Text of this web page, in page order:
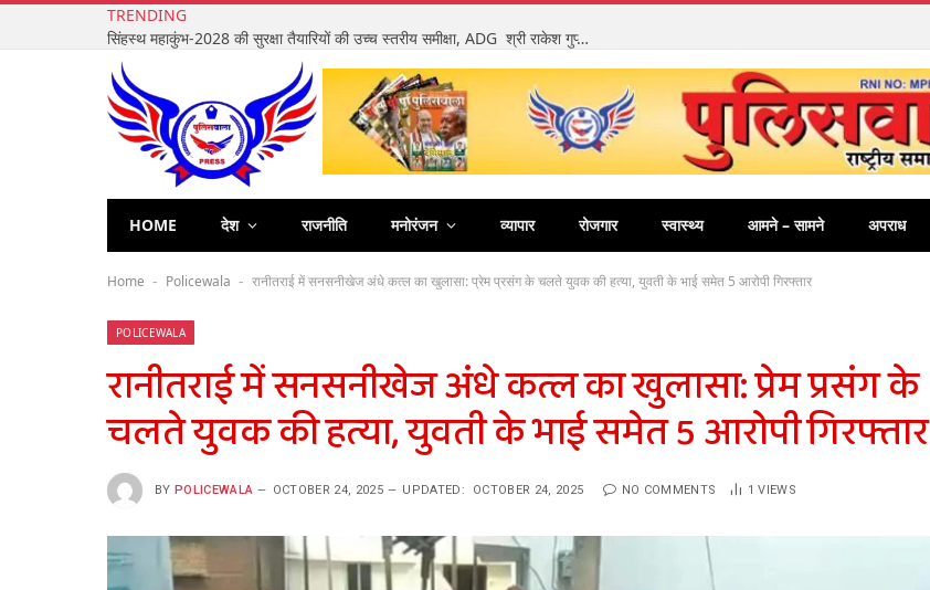
TRENDING
सिंहस्थ महाकुंभ-2028 की सुरक्षा तैयारियों की उच्च स्तरीय समीक्षा, ADG श्री राकेश गुप्ता एवं DIG श्री नवनीत भसीन एवं पुलिस अधीक्षक उज्जैन ने AI आधारित सुरक्षा, भीड़ नियंत्रण एवं यातायात प्रबंधन की कार्ययोजना का किया विस्तृत परीक्षण।
HOME देश राजनीति मनोरंजन व्यापार रोजगार स्वास्थ्य आमने – सामने अपराध
Home - Policewala - रानीतराई में सनसनीखेज अंधे कत्ल का खुलासा: प्रेम प्रसंग के चलते युवक की हत्या, युवती के भाई समेत 5 आरोपी गिरफ्तार
POLICEWALA
रानीतराई में सनसनीखेज अंधे कत्ल का खुलासा: प्रेम प्रसंग के
चलते युवक की हत्या, युवती के भाई समेत 5 आरोपी गिरफ्तार
BY POLICEWALA OCTOBER 24, 2025 UPDATED: OCTOBER 24, 2025 NO COMMENTS 1VIEWS